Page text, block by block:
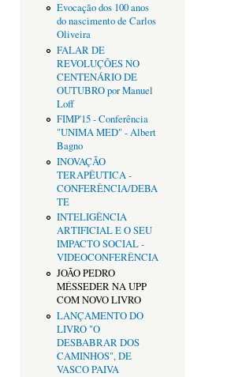
Evocação dos 100 anos
do nascimento de Carlos
Oliveira
FALAR DE
REVOLUÇÕES NO
CENTENÁRIO DE
OUTUBRO por Manuel
Loff
FIMP'15 - Conferência
"UNIMA MED" - Albert
Bagno
INOVAÇÃO
TERAPÊUTICA -
CONFERÊNCIA/DEBA
TE
INTELIGÊNCIA
ARTIFICIAL E O SEU
IMPACTO SOCIAL -
VIDEOCONFERÊNCIA
JOÃO PEDRO
MÉSSEDER NA UPP
COM NOVO LIVRO
LANÇAMENTO DO
LIVRO "O
DESBABRAR DOS
CAMINHOS", DE
VASCO PAIVA